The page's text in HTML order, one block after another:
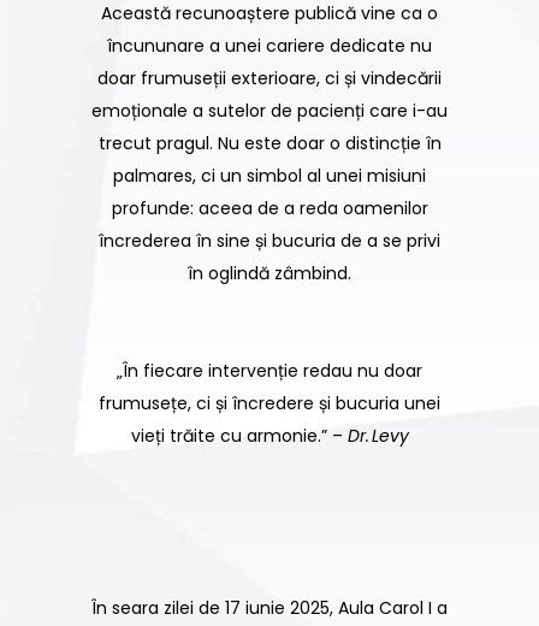
Această recunoaștere publică vine ca o
încununare a unei cariere dedicate nu
doar frumuseții exterioare, ci și vindecării
emoționale a sutelor de pacienți care i-au
trecut pragul. Nu este doar o distincție în
palmares, ci un simbol al unei misiuni
profunde: aceea de a reda oamenilor
încrederea în sine și bucuria de a se privi
în oglindă zâmbind.
„În fiecare intervenție redau nu doar
frumusețe, ci și încredere și bucuria unei
vieți trăite cu armonie.” – Dr. Levy
În seara zilei de 17 iunie 2025, Aula Carol I a